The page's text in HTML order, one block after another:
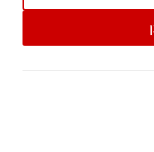
נשארה דומה (לרוב),
אפשרות להשתמש